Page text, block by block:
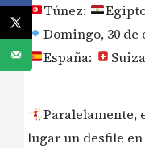
Túnez:
Domingo, 30 de
España:
Suiza
Paralelamente,
lugar un desfile